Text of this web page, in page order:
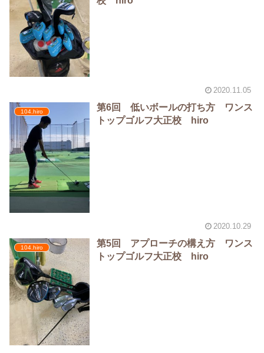
2020.11.05
104.hiro
第6回 低いボールの打ち方 ワンス
トップゴルフ大正校 hiro
2020.10.29
104.hiro
第5回 アプローチの構え方 ワンス
トップゴルフ大正校 hiro